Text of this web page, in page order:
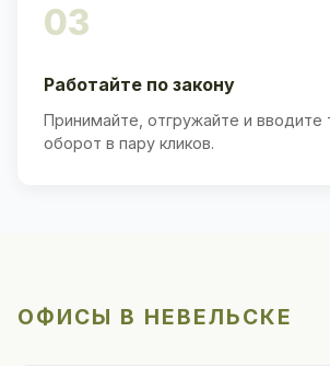
03
Работайте по закону
Принимайте, отгружайте и вводите
оборот в пару кликов.
ОФИСЫ В НЕВЕЛЬСКЕ